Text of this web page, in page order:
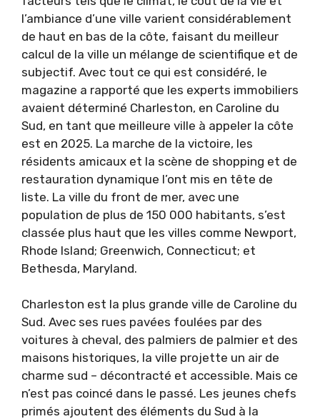
l’ambiance d’une ville varient considérablement
de haut en bas de la côte, faisant du meilleur
calcul de la ville un mélange de scientifique et de
subjectif. Avec tout ce qui est considéré, le
magazine a rapporté que les experts immobiliers
avaient déterminé Charleston, en Caroline du
Sud, en tant que meilleure ville à appeler la côte
est en 2025. La marche de la victoire, les
résidents amicaux et la scène de shopping et de
restauration dynamique l’ont mis en tête de
liste. La ville du front de mer, avec une
population de plus de 150 000 habitants, s’est
classée plus haut que les villes comme Newport,
Rhode Island; Greenwich, Connecticut; et
Bethesda, Maryland.
Charleston est la plus grande ville de Caroline du
Sud. Avec ses rues pavées foulées par des
voitures à cheval, des palmiers de palmier et des
maisons historiques, la ville projette un air de
charme sud – décontracté et accessible. Mais ce
n’est pas coincé dans le passé. Les jeunes chefs
primés ajoutent des éléments du Sud à la